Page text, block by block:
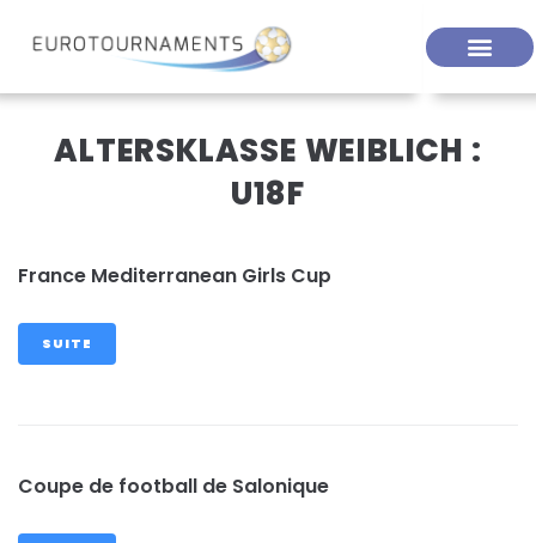
ALTERSKLASSE WEIBLICH :
U18F
France Mediterranean Girls Cup
SUITE
Coupe de football de Salonique